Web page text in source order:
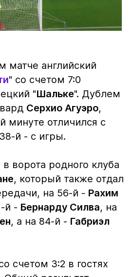
матче английский
" со счетом 7:0
"Шальке". Дублем
Серхио Агуэро,
минуте отличился с
й - с игры.
ворота родного клуба
, который также отдал
на 56-й - Рахим
й - Бернарду Силва, на
, а на 84-й - Габриэл
счетом 3:2 в гостях